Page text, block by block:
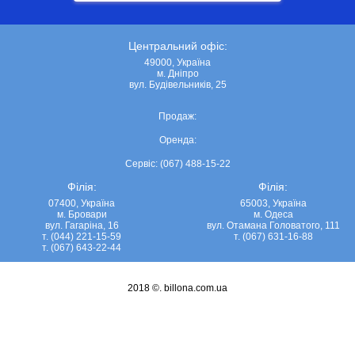
Центральний офіс:
49000, Україна
м. Дніпро
вул. Будівельників, 25
Продаж:
Оренда:
Сервіс: (067) 488-15-22
Філія:
07400, Україна
м. Бровари
вул. Гагаріна, 16
т. (044) 221-15-59
т. (067) 643-22-44
Філія:
65003, Україна
м. Одеса
вул. Отамана Головатого, 111
т. (067) 631-16-88
2018 ©. billona.com.ua